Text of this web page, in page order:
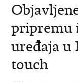
pripremu
uređaja u
touch